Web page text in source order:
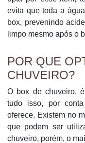
evita que toda a
box, prevenindo
limpo mesmo após o
POR QUE
CHUVEIRO?
O box de chuveiro,
tudo isso, por
oferece. Existem no
que podem ser
chuveiro, porém, o